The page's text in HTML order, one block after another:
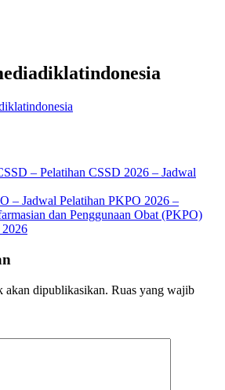
– Pelatihan CSSD 2026 – Jadwal
– Jadwal Pelatihan PKPO 2026 –
dan Penggunaan Obat (PKPO)
akan dipublikasikan. Ruas yang wajib